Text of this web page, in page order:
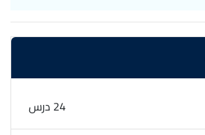
24 درس